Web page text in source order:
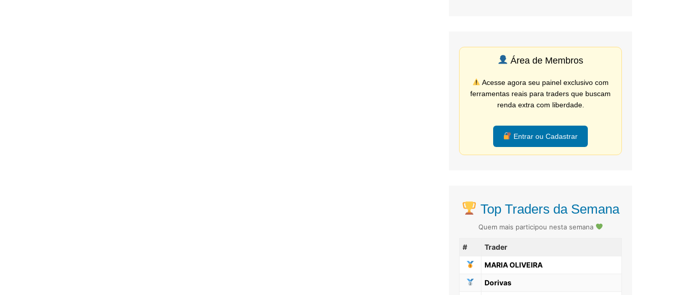
Área de Membros
Acesse agora seu painel exclusivo com
ferramentas reais para traders que buscam
renda extra com liberdade.
Entrar ou Cadastrar
Top Traders da Semana
Quem mais participou nesta semana
# Trader
MARIA OLIVEIRA
Dorivas